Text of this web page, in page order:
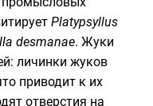
Platypsyllus
desmanae. Жуки
личинки жуков
приводит к их
отверстия на